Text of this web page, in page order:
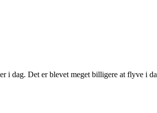
i dag. Det er blevet meget billigere at flyve i